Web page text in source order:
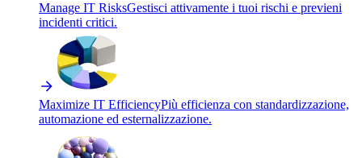
Manage IT RisksGestisci attivamente i tuoi rischi e previeni
incidenti critici.
Maximize IT EfficiencyPiù efficienza con standardizzazione,
automazione ed esternalizzazione.